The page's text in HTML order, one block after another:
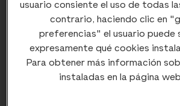
Comentarios (1 )
usuario consiente el uso de todas
contrario, haciendo clic en
preferencias" el usuario puede
expresamente qué cookies
Para obtener más información
instaladas en la página